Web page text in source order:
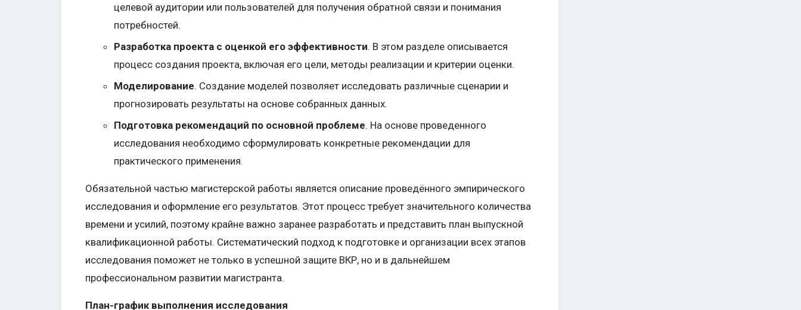
целевой аудитории или пользователей для получения обратной связи и понимания
потребностей.
Разработка проекта с оценкой его эффективности. В этом разделе описывается
процесс создания проекта, включая его цели, методы реализации и критерии оценки.
Моделирование. Создание моделей позволяет исследовать различные сценарии и
прогнозировать результаты на основе собранных данных.
Подготовка рекомендаций по основной проблеме. На основе проведенного
исследования необходимо сформулировать конкретные рекомендации для
практического применения.
Обязательной частью магистерской работы является описание проведённого эмпирического
исследования и оформление его результатов. Этот процесс требует значительного количества
времени и усилий, поэтому крайне важно заранее разработать и представить план выпускной
квалификационной работы. Систематический подход к подготовке и организации всех этапов
исследования поможет не только в успешной защите ВКР, но и в дальнейшем
профессиональном развитии магистранта.
План-график выполнения исследования